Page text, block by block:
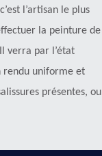
l’artisan le plus
la peinture de
verra par l’état
rendu uniforme et
présentes, ou